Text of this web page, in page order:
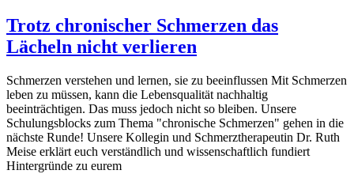
Trotz chronischer Schmerzen das
Lächeln nicht verlieren
Schmerzen verstehen und lernen, sie zu beeinflussen Mit Schmerzen
leben zu müssen, kann die Lebensqualität nachhaltig
beeinträchtigen. Das muss jedoch nicht so bleiben. Unsere
Schulungsblocks zum Thema "chronische Schmerzen" gehen in die
nächste Runde! Unsere Kollegin und Schmerztherapeutin Dr. Ruth
Meise erklärt euch verständlich und wissenschaftlich fundiert
Hintergründe zu eurem